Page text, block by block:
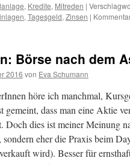
, Kredite, Mitreden |
, Tagesgeld, Zinsen |
Börse nach dem
2016 von Eva Schumann
höre ich manchmal,
gemeint, dass man eine Aktie
Doch dies ist meiner Meinung
eher die Praxis beim
wird). Besser für